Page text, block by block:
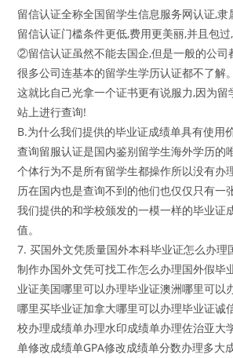
留信认证全称全国留学生信息服务网认证,
留信认证门槛条件更低,费用更美丽,并且包
②留信认证虽然不能去国企,但是一般的公司
很多公司连基本的留学生学历认证都不了解
这就比自己光拿一个证书更有说服力,因为留
站上进行查询!
B.为什么我们提供的毕业证成绩单具有使用
查询留服认证是国内鉴别留学生海外学历的
个体行为不是所有留学生都操作所以没有办
历在国内也是查询不到的他们也仅仅只有一
我们提供的和学校颁发的一模一样的毕业证
值。
7. 买国外文凭质量国外本科毕业证怎么办理
制作办国外文凭可找工作怎么办理国外假毕
业证美国哪里可以办理毕业证澳洲哪里可以
哪里买毕业证加拿大哪里可以办理毕业证诚
校办理成绩单办理水印成绩单办理佐治亚大
单修改成绩单GPA修改成绩单分数办理多大